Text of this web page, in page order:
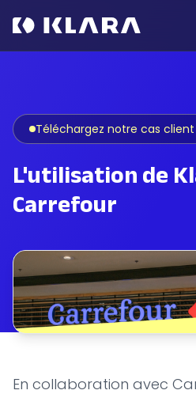
Téléchargez notre cas client
L'utilisation de
Carrefour
En collaboration avec